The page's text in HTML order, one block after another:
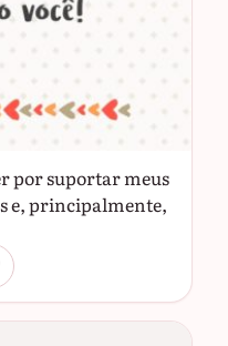
por suportar meus
e, principalmente,